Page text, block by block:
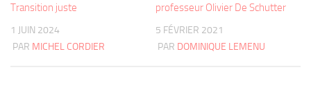
Transition juste
1 JUIN 2024
PAR MICHEL CORDIER
professeur Olivier De Schutter
5 FÉVRIER 2021
PAR DOMINIQUE LEMENU